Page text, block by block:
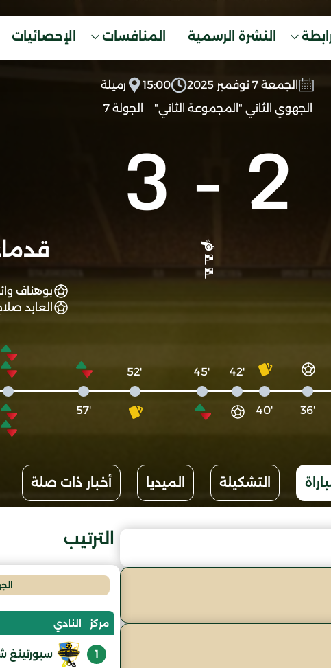
النشرة الرسمية المنافسات الإحصائيات
الجمعة 7 نوفمبر 2025 15:00
رميلة
الجهوي الثاني "المجموعة الثاني"
الجولة 7
2
-
3
بوهناف
العابد
'36
'40
'42
'45
'52
'57
التشكيلة الميديا أخبار ذات صلة
الترتيب
مركز النادي
1 سبورتينغ